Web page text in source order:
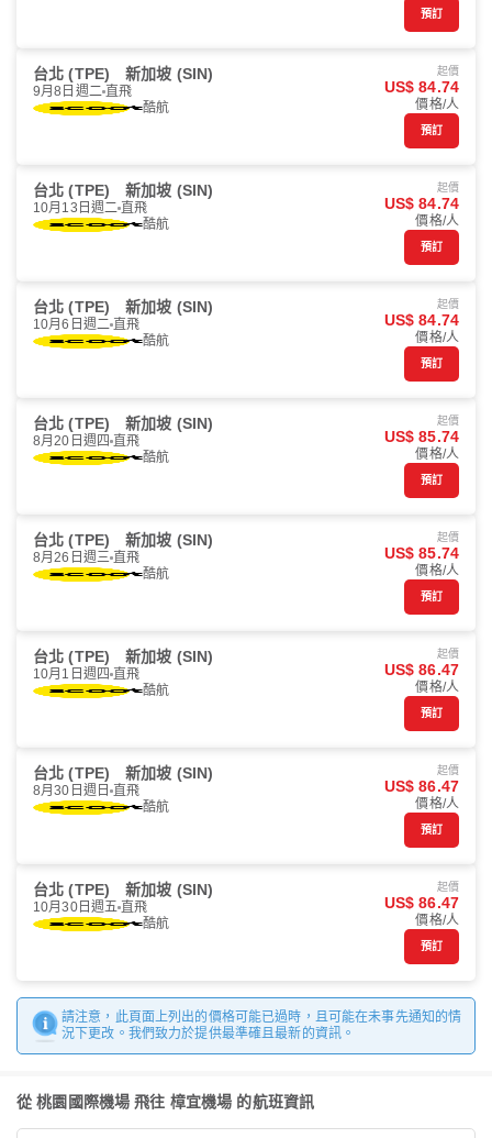
預訂
台北 (TPE) 新加坡 (SIN)
9月8日週二 直飛
酷航
起價
US$ 84.74
價格/人
預訂
台北 (TPE) 新加坡 (SIN)
10月13日週二 直飛
酷航
起價
US$ 84.74
價格/人
預訂
台北 (TPE) 新加坡 (SIN)
10月6日週二 直飛
酷航
起價
US$ 84.74
價格/人
預訂
台北 (TPE) 新加坡 (SIN)
8月20日週四 直飛
酷航
起價
US$ 85.74
價格/人
預訂
台北 (TPE) 新加坡 (SIN)
8月26日週三 直飛
酷航
起價
US$ 85.74
價格/人
預訂
台北 (TPE) 新加坡 (SIN)
10月1日週四 直飛
酷航
起價
US$ 86.47
價格/人
預訂
台北 (TPE) 新加坡 (SIN)
8月30日週日 直飛
酷航
起價
US$ 86.47
價格/人
預訂
台北 (TPE) 新加坡 (SIN)
10月30日週五 直飛
酷航
起價
US$ 86.47
價格/人
預訂
請注意，此頁面上列出的價格可能已過時，且可能在未事先通知的情
況下更改。我們致力於提供最準確且最新的資訊。
從 桃園國際機場 飛往 樟宜機場 的航班資訊